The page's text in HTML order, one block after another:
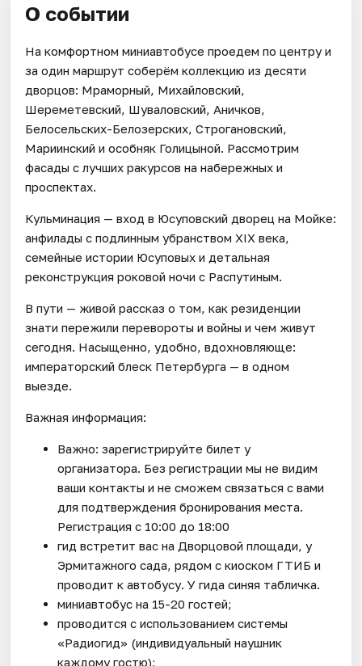
О событии
На комфортном миниавтобусе проедем по центру и
за один маршрут соберём коллекцию из десяти
дворцов: Мраморный, Михайловский,
Шереметевский, Шуваловский, Аничков,
Белосельских-Белозерских, Строгановский,
Мариинский и особняк Голицыной. Рассмотрим
фасады с лучших ракурсов на набережных и
проспектах.
Кульминация — вход в Юсуповский дворец на Мойке:
анфилады с подлинным убранством XIX века,
семейные истории Юсуповых и детальная
реконструкция роковой ночи с Распутиным.
В пути — живой рассказ о том, как резиденции
знати пережили перевороты и войны и чем живут
сегодня. Насыщенно, удобно, вдохновляюще:
императорский блеск Петербурга — в одном
выезде.
Важная информация:
Важно: зарегистрируйте билет у
организатора. Без регистрации мы не видим
ваши контакты и не сможем связаться с вами
для подтверждения бронирования места.
Регистрация с 10:00 до 18:00
гид встретит вас на Дворцовой площади, у
Эрмитажного сада, рядом с киоском ГТИБ и
проводит к автобусу. У гида синяя табличка.
миниавтобус на 15-20 гостей;
проводится с использованием системы
«Радиогид» (индивидуальный наушник
каждому гостю);